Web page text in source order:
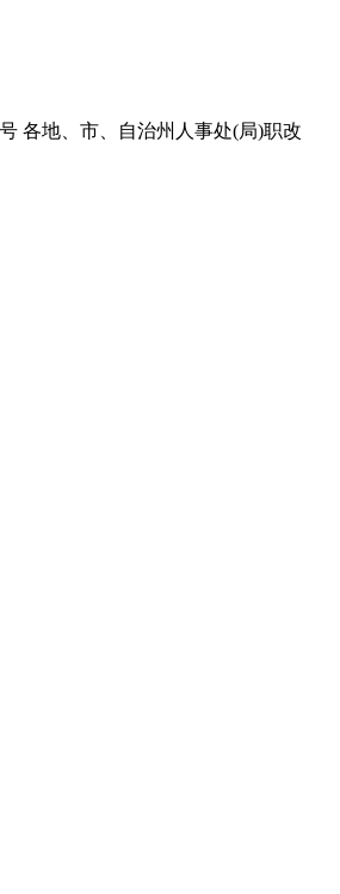
各地、市、自治州人事处(局)职改